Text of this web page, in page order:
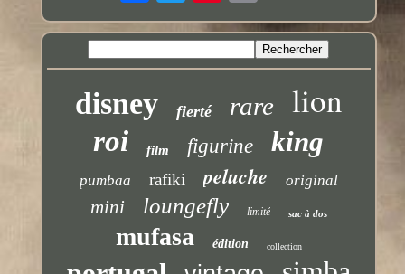
disney fierté rare lion
roi film figurine king
pumbaa rafiki peluche original
mini loungefly limité sac à dos
mufasa édition collection